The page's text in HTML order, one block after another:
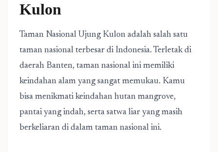
Kulon
Taman Nasional Ujung Kulon adalah salah satu
taman nasional terbesar di Indonesia. Terletak di
daerah Banten, taman nasional ini memiliki
keindahan alam yang sangat memukau. Kamu
bisa menikmati keindahan hutan mangrove,
pantai yang indah, serta satwa liar yang masih
berkeliaran di dalam taman nasional ini.